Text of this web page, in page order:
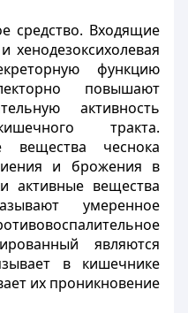
средство. Входящие
хенодезоксихолевая
функцию
повышают
активность
тракта.
вещества чеснока
и брожения в
активные вещества
умеренное
являются
в кишечнике
их проникновение